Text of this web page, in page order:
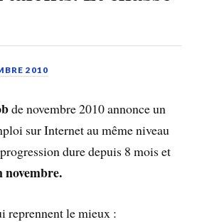
2010
de novembre 2010 annonce un
sur Internet au même niveau
dure depuis 8 mois et
novembre.
reprennent le mieux :